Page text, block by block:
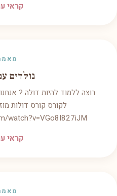
קראי
נולדים
רוצה ללמוד להיות דולה ?
לקורס קורס דולות
watch?v=VGo8I827iJM
קראי